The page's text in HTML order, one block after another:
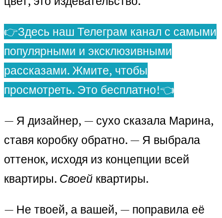
👉Здесь наш Телеграм канал с самыми
популярными и эксклюзивными
рассказами. Жмите, чтобы
просмотреть. Это бесплатно!👈
— Я дизайнер, — сухо сказала Марина,
ставя коробку обратно. — Я выбрала
оттенок, исходя из концепции всей
квартиры. Своей квартиры.
— Не твоей, а вашей, — поправила её